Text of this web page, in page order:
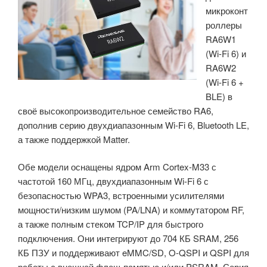
и
другими
функциями»
микроконт
роллеры
RA6W1
(Wi-Fi 6) и
RA6W2
(Wi-Fi 6 +
BLE) в
своё высокопроизводительное семейство RA6,
дополнив серию двухдиапазонным Wi-Fi 6, Bluetooth LE,
а также поддержкой Matter.
Обе модели оснащены ядром Arm Cortex-M33 с
частотой 160 МГц, двухдиапазонным Wi-Fi 6 с
безопасностью WPA3, встроенными усилителями
мощности/низким шумом (PA/LNA) и коммутатором RF,
а также полным стеком TCP/IP для быстрого
подключения. Они интегрируют до 704 КБ SRAM, 256
КБ ПЗУ и поддерживают eMMC/SD, O-QSPI и QSPI для